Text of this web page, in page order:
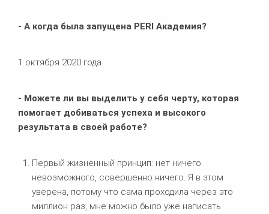
- А когда была запущена PERI Академия?
1 октября 2020 года.
- Можете ли вы выделить у себя черту, которая
помогает добиваться успеха и высокого
результата в своей работе?
Первый жизненный принцип: нет ничего
невозможного, совершенно ничего. Я в этом
уверена, потому что сама проходила через это
миллион раз, мне можно было уже написать